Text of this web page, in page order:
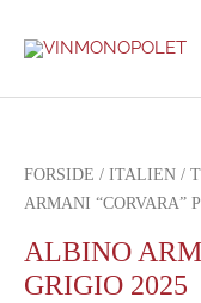
FORSIDE / ITALIEN /
ARMANI “CORVARA”
ALBINO
GRIGIO 2025